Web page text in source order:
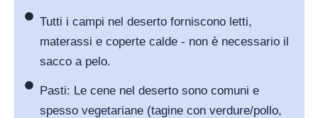
Tutti i campi nel deserto forniscono letti,
materassi e coperte calde - non è necessario il
sacco a pelo.
Pasti: Le cene nel deserto sono comuni e
spesso vegetariane (tagine con verdure/pollo,